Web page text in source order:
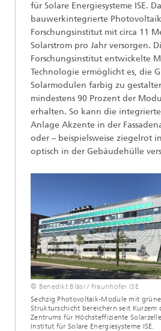
für Solare Energiesysteme ISE.
bauwerkintegrierte
Forschungsinstitut mit circa 11
Solarstrom pro Jahr versorgen.
Forschungsinstitut entwickelte
Technologie ermöglicht es, die
Solarmodulen farbig zu
mindestens 90 Prozent der
erhalten. So kann die
Anlage Akzente in der
oder – beispielsweise ziegelrot
optisch in der Gebäudehülle
© Benedikt Bläsi / Fraunhofer ISE
Sechzig Photovoltaik-Module mit
Strukturschicht bereichern seit Kurzem
Zentrums für Höchsteffiziente
Institut für Solare Energiesysteme ISE.